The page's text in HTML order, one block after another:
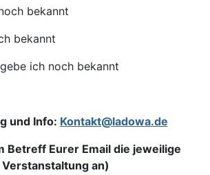
bekannt
bekannt
ich noch bekannt
und Info: Kontakt@ladowa.de
Betreff Eurer Email die jeweilige
Verstanstaltung an)